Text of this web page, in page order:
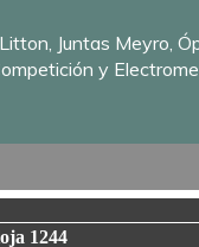
Juntas Meyro,
y
1244